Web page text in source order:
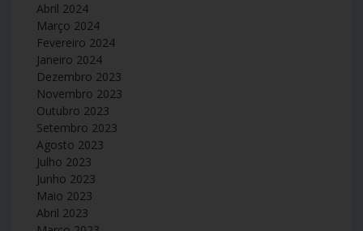
Abril 2024
Março 2024
Fevereiro 2024
Janeiro 2024
Dezembro 2023
Novembro 2023
Outubro 2023
Setembro 2023
Agosto 2023
Julho 2023
Junho 2023
Maio 2023
Abril 2023